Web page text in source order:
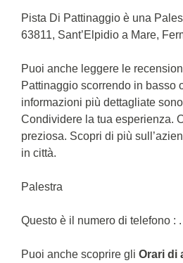
Pista Di Pattinaggio è una
63811, Sant’Elpidio a Mare,
Puoi anche leggere le
Pattinaggio scorrendo in basso
informazioni più dettagliate
Condividere la tua esperienza.
preziosa. Scopri di più
in città.
Palestra
Questo è il numero di telefono : .
Puoi anche scoprire gli Orari di